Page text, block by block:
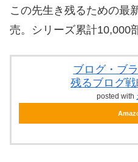
この先生き残るための最
売。シリーズ累計10,000
ブログ・ブ
残るブログ
posted with